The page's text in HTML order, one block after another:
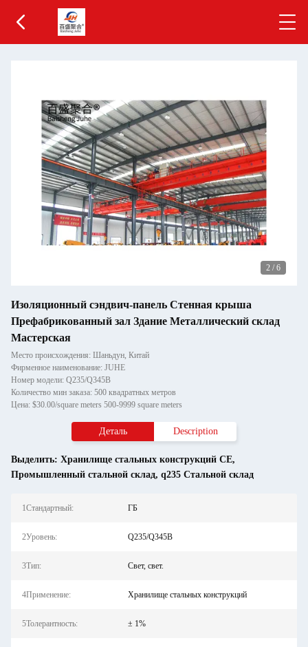
2 / 6
Изоляционный сэндвич-панель Стенная крыша
Префабрикованный зал Здание Металлический склад
Мастерская
Место происхождения: Шаньдун, Китай
Фирменное наименование: JUHE
Номер модели: Q235/Q345B
Количество мин заказа: 500 квадратных метров
Цена: $30.00/square meters 500-9999 square meters
Деталь Description
Выделить: Хранилище стальных конструкций CE,
Промышленный стальной склад, q235 Стальной склад
1Стандартный: ГБ
2Уровень: Q235/Q345B
3Тип: Свет, свет.
4Применение: Хранилище стальных конструкций
5Толерантность: ± 1%